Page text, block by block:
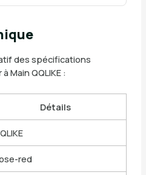
des spécifications
Main QQLIKE :
Détails
red